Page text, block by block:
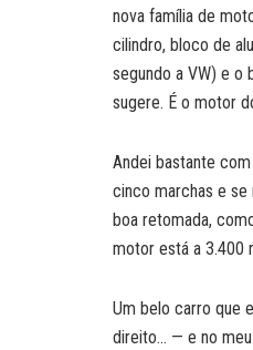
nova família de
cilindro, bloco de
segundo a VW) e o
sugere. É o motor
Andei bastante
cinco marchas e
boa retomada,
motor está a 3.400
Um belo carro que
direito… — e no